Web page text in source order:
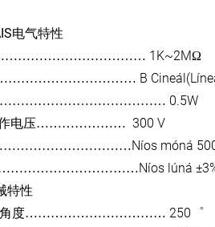
电气特性
1K~2MΩ
B
0.5W
电压………………… 300 V
Níos móná
Níos lúná
特性
度…………………………… 250 ゜